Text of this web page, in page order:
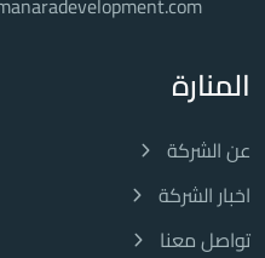
المنارة
عن الشركة
اخبار الشركة
تواصل معنا